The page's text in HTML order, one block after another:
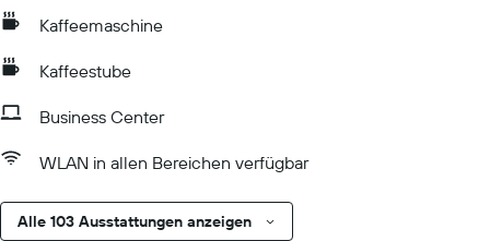
Kaffeemaschine
Kaffeestube
Business Center
WLAN in allen Bereichen verfügbar
Alle 103 Ausstattungen anzeigen